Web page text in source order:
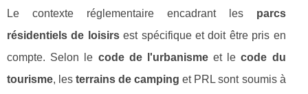
Le contexte réglementaire encadrant les parcs
résidentiels de loisirsest spécifique et doit être pris en
compte. Selon le code de l'urbanismeet lecode du
tourisme, lesterrains de camping et PRL sont soumis à